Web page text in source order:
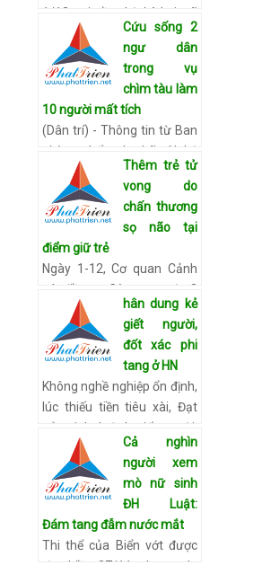
1/12, tại Đền thờ Lê Lai, xã
Kiên Thọ, huyện Ngọc Lặc
đã xảy ra một vụ cháy lớn.
Đám cháy lan nhanh đã
thiêu rụi toàn bộ k… Xem
chi tiết
Cứu sống 2
ngư dân
trong vụ
chìm tàu làm
10 người mất tích
(Dân trí) - Thông tin từ Ban
phòng chống lụt bão Nghệ
An cho biết, tính đến 16h
chiều 29/11, 2 trong số 10
ngư dân đã được cứu hộ và
đưa vào bờ an to…
Xem chi
tiết
Thêm trẻ tử
vong do
chấn thương
sọ não tại
điểm giữ trẻ
Ngày 1-12, Cơ quan Cảnh
sát điều tra Công an quận 8
(TP.HCM) cho biết đã lập hồ
sơ ban đầu để điều tra, làm
rõ việc bé N.D.L. (13 tháng
tuổi, ngụ Q.8)…Xem chi tiết
hân dung kẻ
giết người,
đốt xác phi
tang ở HN
Không nghề nghiệp ổn định,
lúc thiếu tiền tiêu xài, Đạt
nảy sinh ý định giết người,
cướp tài sản rồi đốt xác phi
tang. Nảy sinh ý định sát
nhân Nhà …Xem chi tiết
Cả nghìn
người xem
mò nữ sinh
ĐH Luật:
Đám tang đẫm nước mắt
Thi thể của Biển vớt được
từ chiều 27/11 nhưng do